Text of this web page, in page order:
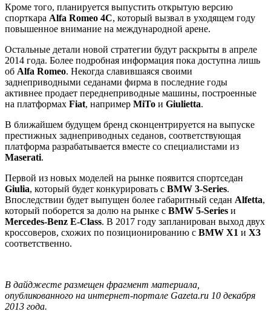
Кроме того, планируется выпустить открытую версию
спорткара Alfa Romeo 4C, который вызвал в уходящем году
повышенное внимание на международной арене.
Остальные детали новой стратегии будут раскрыты в апреле
2014 года. Более подробная информация пока доступна лишь
об Alfa Romeo. Некогда славившаяся своими
заднеприводными седанами фирма в последние годы
активнее продает переднеприводные машины, построенные
на платформах Fiat, например MiTo и Giulietta.
В ближайшем будущем бренд сконцентрируется на выпуске
престижных заднеприводных седанов, соответствующая
платформа разрабатывается вместе со специалистами из
Maserati.
Первой из новых моделей на рынке появится спортседан
Giulia, который будет конкурировать с BMW 3-Series.
Впоследствии будет выпущен более габаритный седан Alfetta,
который поборется за долю на рынке с BMW 5-Series и
Mercedes-Benz E-Class. В 2017 году запланирован выход двух
кроссоверов, схожих по позиционированию с BMW X1 и X3
соответственно.
В дайджесте размещен фрагмент материала,
опубликованного на интернет-портале Gazeta.ru 10 декабря
2013 года.